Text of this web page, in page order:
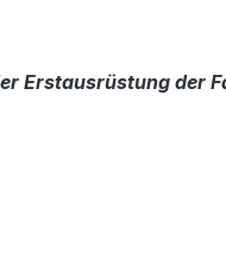
Erstausrüstung der